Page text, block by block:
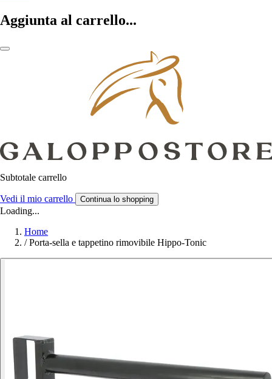
Aggiunta al carrello...
Subtotale carrello
Vedi il mio carrello Continua lo shopping
Loading...
Home
/ Porta-sella e tappetino rimovibile Hippo-Tonic